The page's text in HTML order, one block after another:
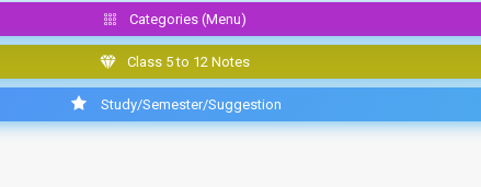
Categories (Menu)
Class 5 to 12 Notes
Study/Semester/Suggestion